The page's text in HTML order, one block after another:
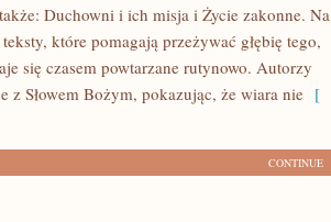
Duchowni i ich misja i Życie zakonne. Na
które pomagają przeżywać głębię tego,
się czasem powtarzane rutynowo. Autorzy
z Słowem Bożym, pokazując, że wiara nie [
CONTINUE